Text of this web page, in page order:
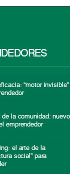
“motor invisible”
de la comunidad: nuevo
emprendedor
el arte de la
social” para